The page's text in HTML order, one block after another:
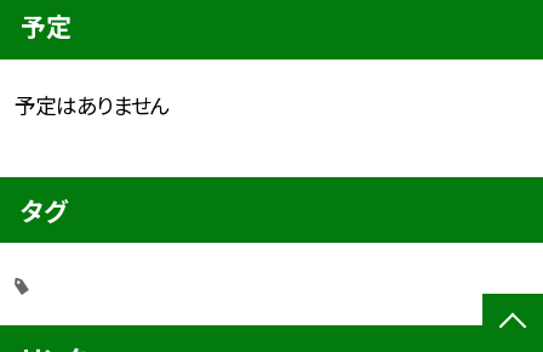
予定
予定はありません
タグ